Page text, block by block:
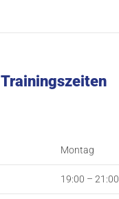
Trainingszeiten
Montag
19:00 – 21:00